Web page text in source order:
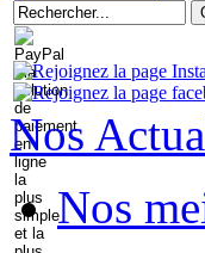
Nos
Nos